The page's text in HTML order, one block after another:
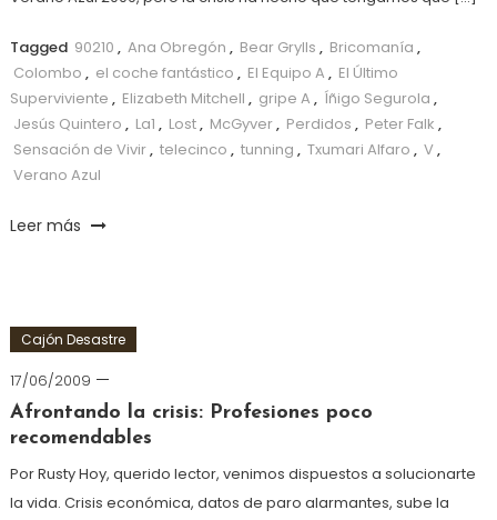
Tagged 90210 , Ana Obregón , Bear Grylls , Bricomanía ,
Colombo , el coche fantástico , El Equipo A , El Último
Superviviente , Elizabeth Mitchell , gripe A , Íñigo Segurola ,
Jesús Quintero , La1 , Lost, McGyver, Perdidos , Peter Falk ,
Sensación de Vivir, telecinco , tunning , Txumari Alfaro , V,
Verano Azul
Leer más
Cajón Desastre
17/06/2009
Afrontando la crisis: Profesiones poco
recomendables
Por Rusty Hoy, querido lector, venimos dispuestos a solucionarte
la vida. Crisis económica, datos de paro alarmantes, sube la